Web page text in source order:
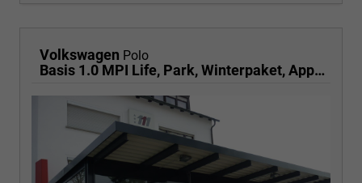
Volkswagen Polo
Basis 1.0 MPI Life, Park, Winterpaket, App-Connect, sofort